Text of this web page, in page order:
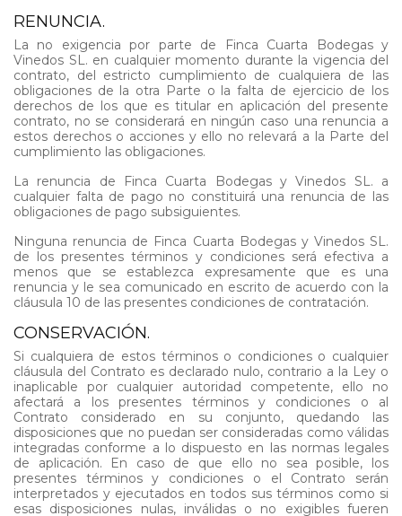
RENUNCIA.
La no exigencia por parte de Finca Cuarta Bodegas y
Vinedos SL. en cualquier momento durante la vigencia del
contrato, del estricto cumplimiento de cualquiera de las
obligaciones de la otra Parte o la falta de ejercicio de los
derechos de los que es titular en aplicación del presente
contrato, no se considerará en ningún caso una renuncia a
estos derechos o acciones y ello no relevará a la Parte del
cumplimiento las obligaciones.
La renuncia de Finca Cuarta Bodegas y Vinedos SL. a
cualquier falta de pago no constituirá una renuncia de las
obligaciones de pago subsiguientes.
Ninguna renuncia de Finca Cuarta Bodegas y Vinedos SL.
de los presentes términos y condiciones será efectiva a
menos que se establezca expresamente que es una
renuncia y le sea comunicado en escrito de acuerdo con la
cláusula 10 de las presentes condiciones de contratación.
CONSERVACIÓN.
Si cualquiera de estos términos o condiciones o cualquier
cláusula del Contrato es declarado nulo, contrario a la Ley o
inaplicable por cualquier autoridad competente, ello no
afectará a los presentes términos y condiciones o al
Contrato considerado en su conjunto, quedando las
disposiciones que no puedan ser consideradas como válidas
integradas conforme a lo dispuesto en las normas legales
de aplicación. En caso de que ello no sea posible, los
presentes términos y condiciones o el Contrato serán
interpretados y ejecutados en todos sus términos como si
esas disposiciones nulas, inválidas o no exigibles fueren